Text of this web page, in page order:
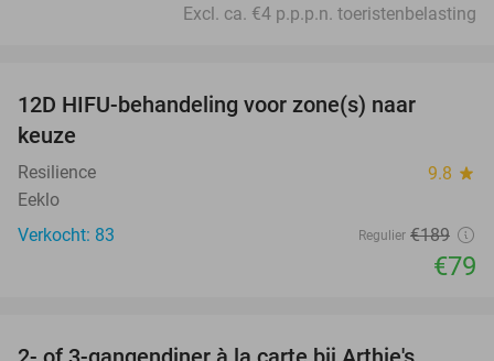
Excl. ca. €4 p.p.p.n. toeristenbelasting
12D HIFU-behandeling voor zone(s) naar
keuze
Resilience 9.8 star
Eeklo
Verkocht: 83
Regulier €189
€79